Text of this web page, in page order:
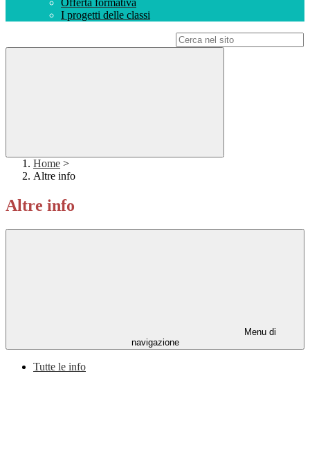
Offerta formativa
I progetti delle classi
Home >
Altre info
Altre info
Menu di
navigazione
Tutte le info